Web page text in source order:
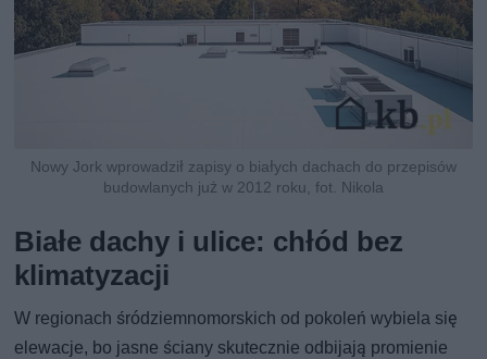
Nowy Jork wprowadził zapisy o białych dachach do przepisów
budowlanych już w 2012 roku, fot. Nikola
Białe dachy i ulice: chłód bez
klimatyzacji
W regionach śródziemnomorskich od pokoleń wybiela się
elewacje, bo jasne ściany skutecznie odbijają promienie